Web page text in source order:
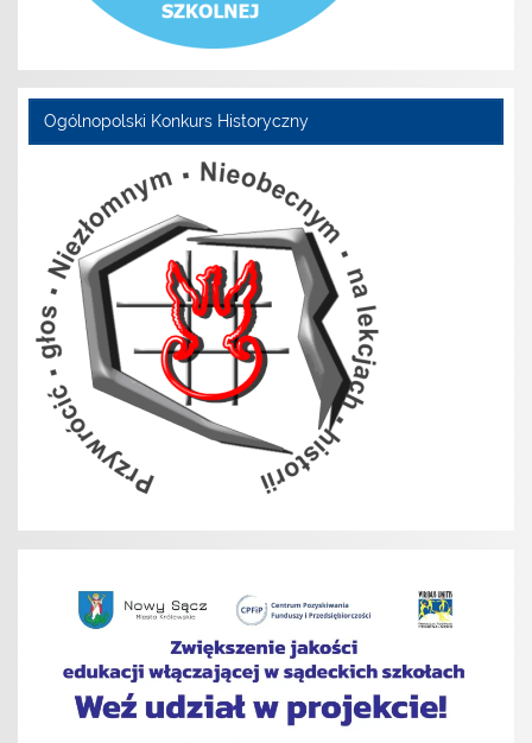
Ogólnopolski Konkurs Historyczny